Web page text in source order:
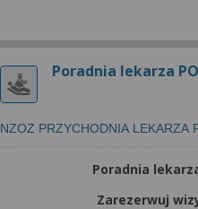
Poradnia lekarza
NZOZ PRZYCHODNIA LEKARZA
Poradnia
Zarezerwuj